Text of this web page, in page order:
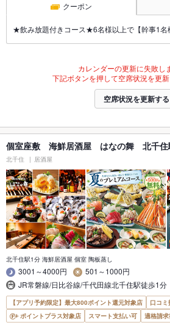
クーポン
★飲み放題付きコース★6名様以上で【幹事1名
カレンダーの更新に失敗し
下記ボタンを押して空席状況を更新
空席状況を更新する
個室座敷 海鮮居酒屋 はなの舞 北千住
北千住 居酒屋
北千住駅1分 海鮮居酒屋 個室 陶板蒸し
3001～4000円
501～1000円
JR常磐線/日比谷線/千代田線北千住駅徒歩1分
【アプリ予約限定】最大800ポイント還元対象店
口コ
ポイントプラス対象店
スマート支払い可 適格請